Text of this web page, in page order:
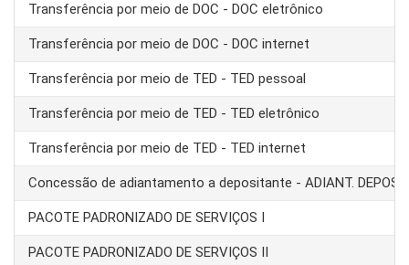
Transferência por meio de DOC - DOC eletrônico
Transferência por meio de DOC - DOC internet
Transferência por meio de TED - TED pessoal
Transferência por meio de TED - TED eletrônico
Transferência por meio de TED - TED internet
Concessão de adiantamento a depositante - ADIANT.
PACOTE PADRONIZADO DE SERVIÇOS I
PACOTE PADRONIZADO DE SERVIÇOS II